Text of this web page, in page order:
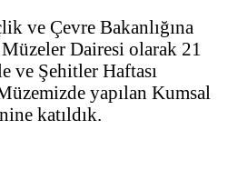
ve Çevre Bakanlığına
Dairesi olarak 21
ve Şehitler Haftası
yapılan Kumsal
katıldık.